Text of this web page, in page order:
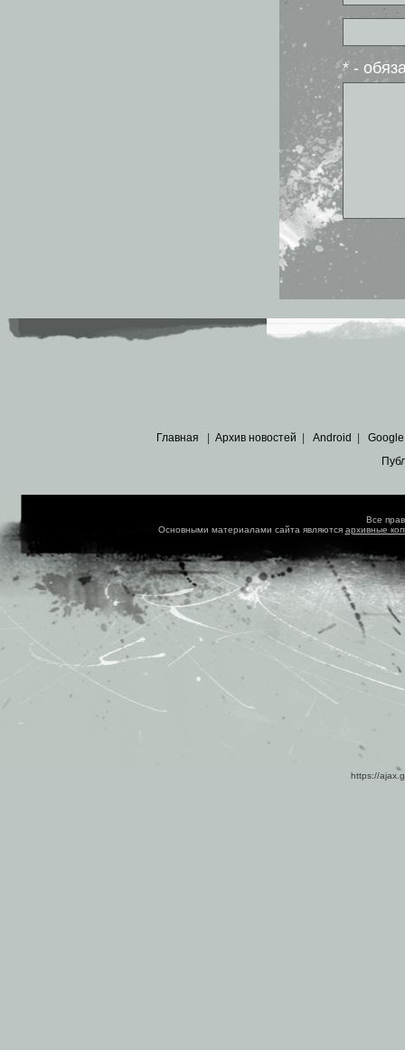
* -
Главная | Архив новостей | Android | Google
Все
Основными материалами сайта являются архивные
https://